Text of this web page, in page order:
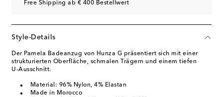
Free Shipping ab € 400 Bestellwert
Style-Details
Der Pamela Badeanzug von Hunza G präsentiert sich mit einer
strukturierten Oberfläche, schmalen Trägern und einem tiefen
U-Ausschnitt.
Material: 96% Nylon, 4% Elastan
Made in Morocco